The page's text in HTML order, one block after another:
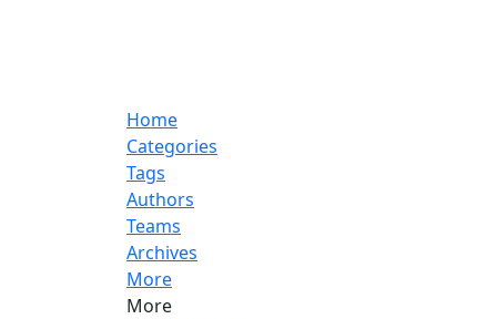
Home
Categories
Tags
Authors
Teams
Archives
More
More